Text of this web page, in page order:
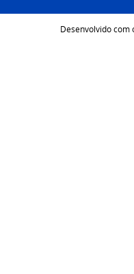
Desenvolvido com